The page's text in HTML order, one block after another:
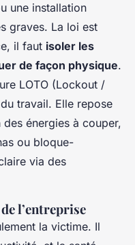
une installation
graves. La loi est
il faut isoler les
de façon physique.
LOTO (Lockout /
travail. Elle repose
énergies à couper,
ou bloque-
via des
l’entreprise
la victime. Il